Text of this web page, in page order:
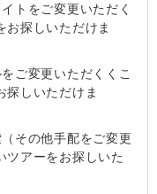
トをご変更いただく
お探しいただけま
ご変更いただくくこ
探しいただけま
その他手配をご変更
ツアーをお探しいた